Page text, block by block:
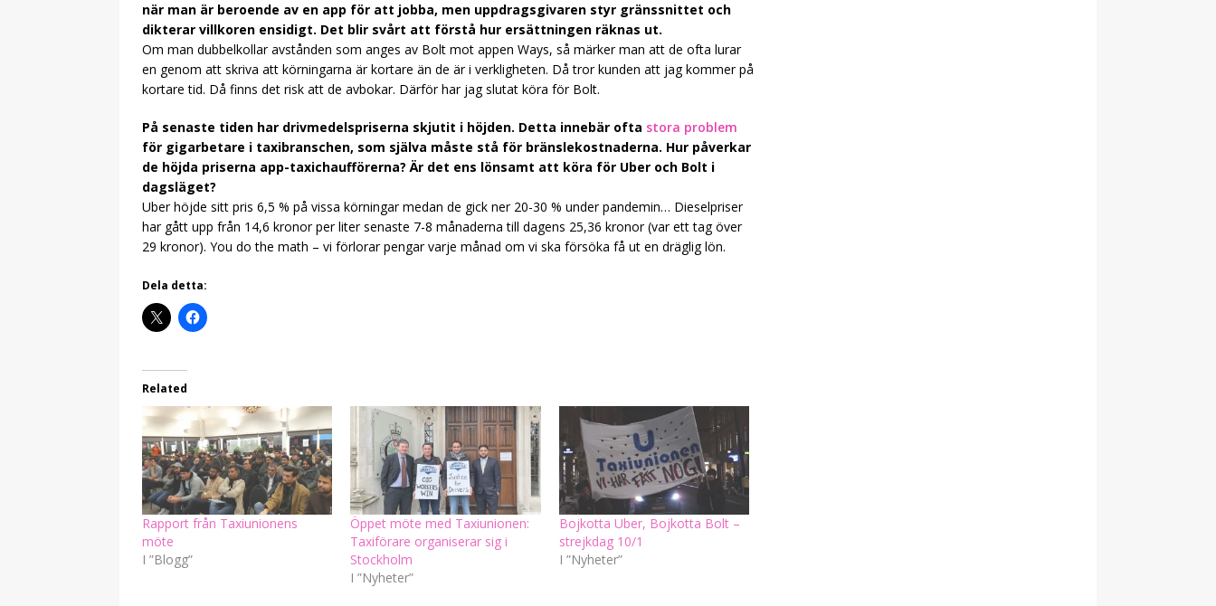
när man är beroende av en app för att jobba, men uppdragsgivaren styr gränssnittet och
dikterar villkoren ensidigt. Det blir svårt att förstå hur ersättningen räknas ut.
Om man dubbelkollar avstånden som anges av Bolt mot appen Ways, så märker man att de ofta lurar
en genom att skriva att körningarna är kortare än de är i verkligheten. Då tror kunden att jag kommer på
kortare tid. Då finns det risk att de avbokar. Därför har jag slutat köra för Bolt.
På senaste tiden har drivmedelspriserna skjutit i höjden. Detta innebär ofta stora problem
för gigarbetare i taxibranschen, som själva måste stå för bränslekostnaderna. Hur påverkar
de höjda priserna app-taxichaufförerna? Är det ens lönsamt att köra för Uber och Bolt i
dagsläget?
Uber höjde sitt pris 6,5 % på vissa körningar medan de gick ner 20-30 % under pandemin… Dieselpriser
har gått upp från 14,6 kronor per liter senaste 7-8 månaderna till dagens 25,36 kronor (var ett tag över
29 kronor). You do the math – vi förlorar pengar varje månad om vi ska försöka få ut en dräglig lön.
Dela detta:
Related
Rapport från Taxiunionens
möte
I ”Blogg”
Öppet möte med Taxiunionen:
Taxiförare organiserar sig i
Stockholm
I ”Nyheter”
Bojkotta Uber, Bojkotta Bolt –
strejkdag 10/1
I ”Nyheter”